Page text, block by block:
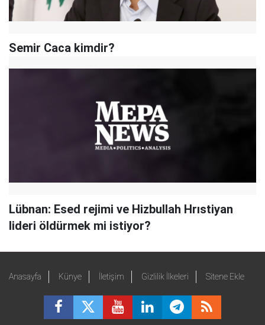
Semir Caca kimdir?
Lübnan: Esed rejimi ve Hizbullah Hrıstiyan
lideri öldürmek mi istiyor?
Anasayfa Künye İletişim Gizlilik İlkeleri Sitene Ekle